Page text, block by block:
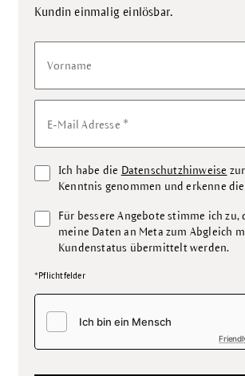
Kundin einmalig einlösbar.
Vorname
E-Mail Adresse *
Ich habe die Datenschutzhinweise zur
Kenntnis genommen und erkenne
Für bessere Angebote stimme ich zu,
meine Daten an Meta zum Abgleich
Kundenstatus übermittelt werden.
*Pflichtfelder